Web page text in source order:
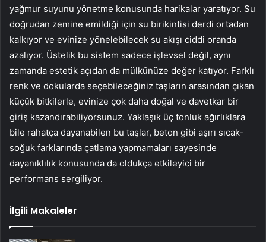
yağmur suyunu yönetme konusunda harikalar yaratıyor. Su
doğrudan zemine emildiği için su birikintisi derdi ortadan
kalkıyor ve evinize yönelebilecek su akışı ciddi oranda
azalıyor. Üstelik bu sistem sadece işlevsel değil, aynı
zamanda estetik açıdan da mülkünüze değer katıyor. Farklı
renk ve dokularda seçebileceğiniz taşların arasından çıkan
küçük bitkilerle, evinize çok daha doğal ve davetkar bir
giriş kazandırabiliyorsunuz. Yaklaşık üç tonluk ağırlıklara
bile rahatça dayanabilen bu taşlar, beton gibi aşırı sıcak-
soğuk farklarında çatlama yapmamaları sayesinde
dayanıklılık konusunda da oldukça etkileyici bir
performans sergiliyor.
İlgili Makaleler